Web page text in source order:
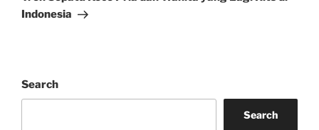
Indonesia
Search
Search